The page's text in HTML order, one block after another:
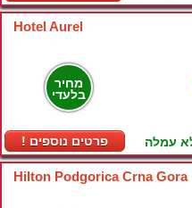
Hotel Aurel
מחיר
בלעדי
! פרטים נוספים עמלה
Hilton Podgorica Crna Gora